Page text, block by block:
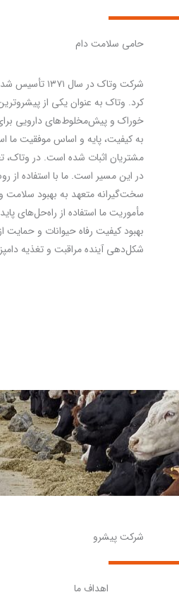
حامی سلامت دام
کرد. وتاک به عنوان یکی از
خوراک و پیش‌مخلوط‌های دارویی
به کیفیت، پایه و اساس موفقیت ما
مشتریان اثبات شده است. در وتاک،
در این مسیر است. ما با استفاده از
سخت‌گیرانه متعهد به بهبود سلامت
مأموریت ما استفاده از راه‌حل‌های
بهبود کیفیت رفاه حیوانات و
شکل‌دهی آینده مراقبت و تغذیه
شرکت پیشرو
اهداف ما